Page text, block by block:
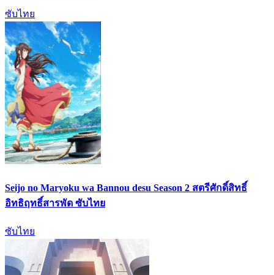
ซับไทย
Seijo no Maryoku wa Bannou desu Season 2 สตรีศักดิ์สิทธิ์
อิทธิฤทธิ์สารพัด ซับไทย
ซับไทย